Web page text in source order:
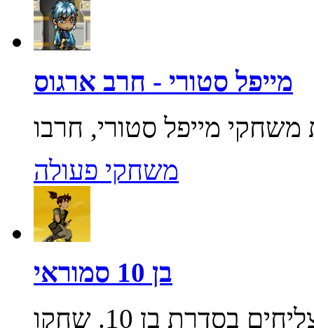
מייפל סטורי - חרב ארגוס
משחקי פעולה
בן 10 סמוראי